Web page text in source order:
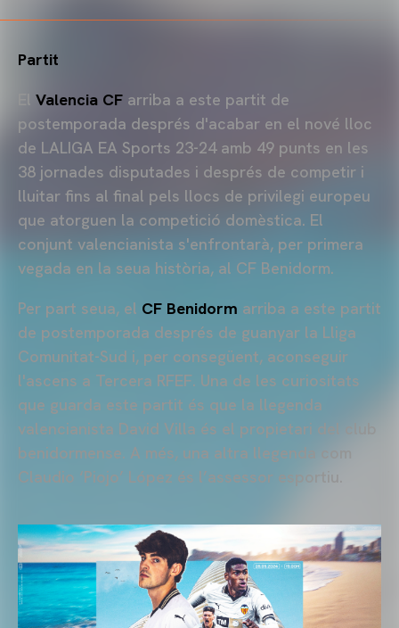
Partit
Valencia CF arriba a este partit de
postemporada després d'acabar en el nové lloc
de LALIGA EA Sports 23-24 amb 49 punts en les
38 jornades disputades i després de competir i
lluitar fins al final pels llocs de privilegi europeu
que atorguen la competició domèstica. El
conjunt valencianista s'enfrontarà, per primera
vegada en la seua història, al CF Benidorm.
Per part seua, el CF Benidorm arriba a este partit
de postemporada després de guanyar la Lliga
Comunitat-Sud i, per consegüent, aconseguir
l'ascens a Tercera RFEF. Una de les curiositats
que guarda este partit és que la llegenda
valencianista David Villa és el propietari del club
benidormense. A més, una altra llegenda com
Claudio ‘Piojo’ López és l’assessor esportiu.